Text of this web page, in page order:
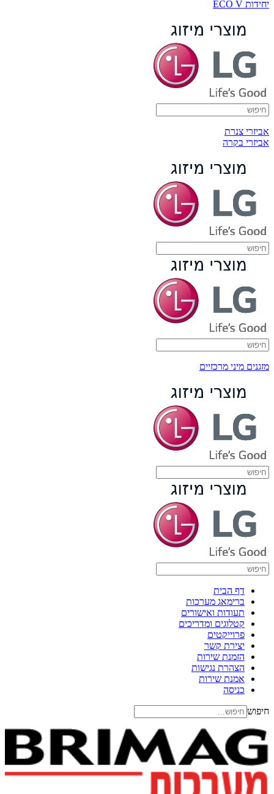
יחידות ECO V
אביזרי צנרת
אביזרי בקרה
מזגנים מיני מרכזיים
דף הבית
ברימאג מערכות
תעודות ואישורים
קטלוגים ומדריכים
פרוייקטים
יצירת קשר
הזמנת שירות
הצהרת נגישות
אמנת שירות
כניסה
חיפוש